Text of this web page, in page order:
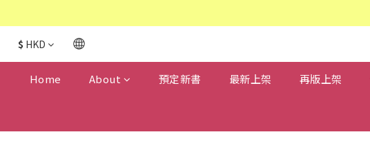
$ HKD
Home About 預定新書 最新上架 再版上架